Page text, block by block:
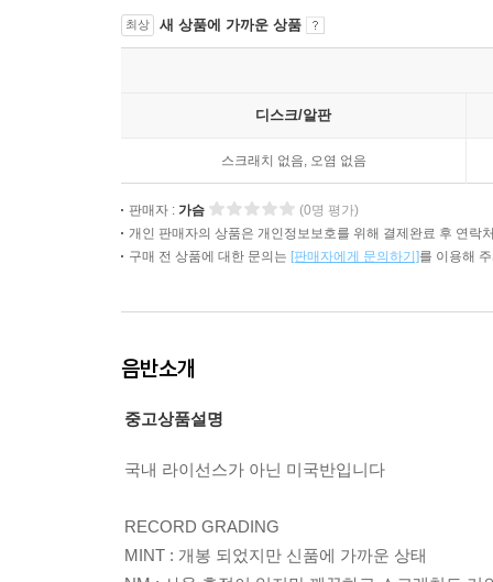
최상 새 상품에 가까운 상품
디스크/알판
스크래치 없음, 오염 없음
판매자 : 가슴
(0명 평가)
개인 판매자의 상품은 개인정보보호를 위해 결제완료 후 연락
구매 전 상품에 대한 문의는 [판매자에게 문의하기]를 이용해
음반소개
중고상품설명
국내 라이선스가 아닌 미국반입니다
RECORD GRADING
MINT : 개봉 되었지만 신품에 가까운 상태